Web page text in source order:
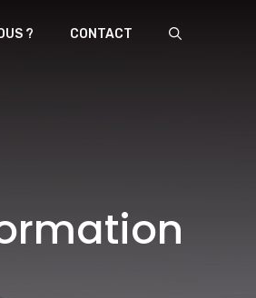
? CONTACT